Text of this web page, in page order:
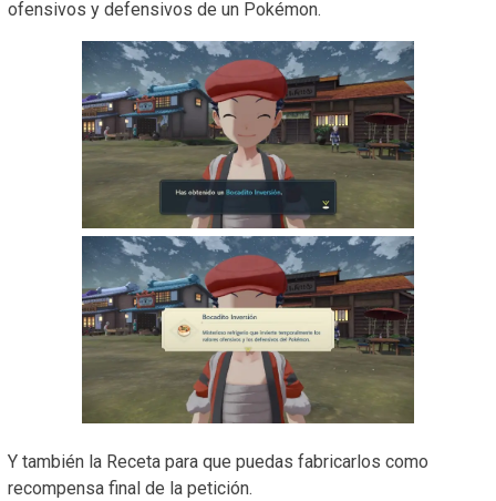
ofensivos y defensivos de un Pokémon.
Y también la Receta para que puedas fabricarlos como
recompensa final de la petición.